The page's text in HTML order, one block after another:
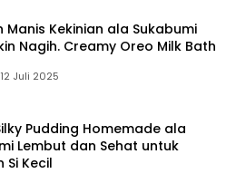
Manis Kekinian ala Sukabumi
Nagih. Creamy Oreo Milk Bath
12 Juli 2025
Pudding Homemade ala
Lembut dan Sehat untuk
Si Kecil